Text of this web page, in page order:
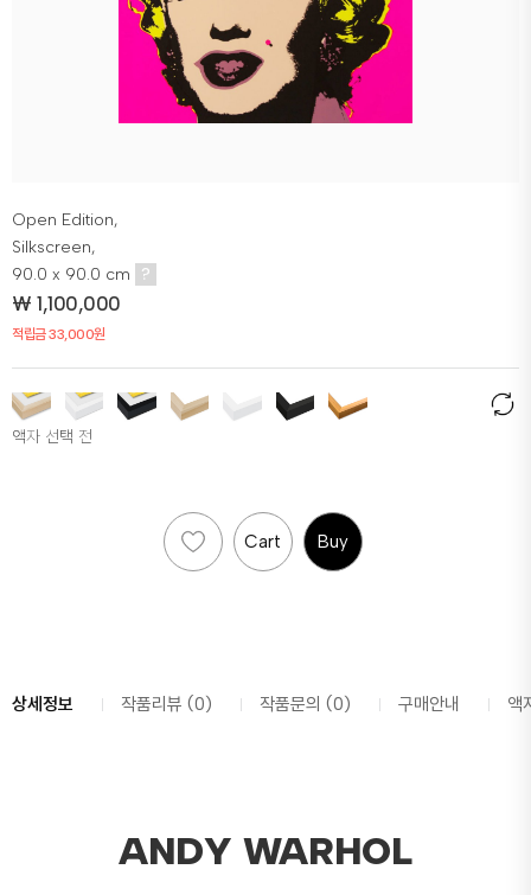
Open Edition,
Silkscreen,
90.0 x 90.0 cm
?
₩1,100,000
적립금 33,000원
액자 선택 전
Cart Buy
상세정보 작품리뷰 (0) 작품문의 (0) 구매안내 액
ANDY WARHOL